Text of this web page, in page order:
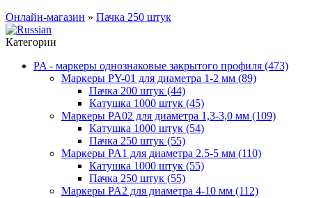
Онлайн-магазин » Пачка 250 штук
Категории
PA - маркеры однознаковые закрытого профиля (473)
Маркеры PY-01 для диаметра 1-2 мм (89)
Пачка 200 штук (44)
Катушка 1000 штук (45)
Маркеры PA02 для диаметра 1,3-3,0 мм (109)
Катушка 1000 штук (54)
Пачка 250 штук (55)
Маркеры PA1 для диаметра 2.5-5 мм (110)
Катушка 1000 штук (55)
Пачка 250 штук (55)
Маркеры PA2 для диаметра 4-10 мм (112)